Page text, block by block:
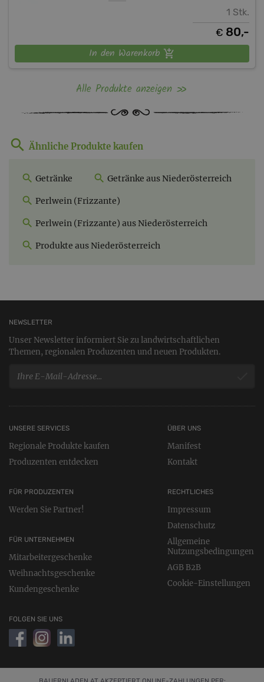
1 Stk.
€ 80,-
In den Warenkorb
Alle Produkte anzeigen
Ähnliche Produkte kaufen
Getränke Getränke aus Niederösterreich
Perlwein (Frizzante)
Perlwein (Frizzante) aus Niederösterreich
Produkte aus Niederösterreich
NEWSLETTER
Unser Newsletter informiert Sie zu landwirtschaftlichen
Themen, regionalen Produzenten und neuen Produkten.
UNSERE SERVICES
Regionale Produkte kaufen
Produzenten entdecken
FÜR PRODUZENTEN
Werden Sie Partner!
FÜR UNTERNEHMEN
Mitarbeitergeschenke
Weihnachtsgeschenke
Kundengeschenke
RECHTLICHES
Impressum
Datenschutz
Allgemeine
Nutzungsbedingungen
AGB B2B
Cookie-Einstellungen
ÜBER UNS
Manifest
Kontakt
FOLGEN SIE UNS